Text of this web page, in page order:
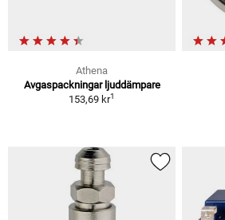
Athena
Avgaspackningar ljuddämpare
153,69 kr1